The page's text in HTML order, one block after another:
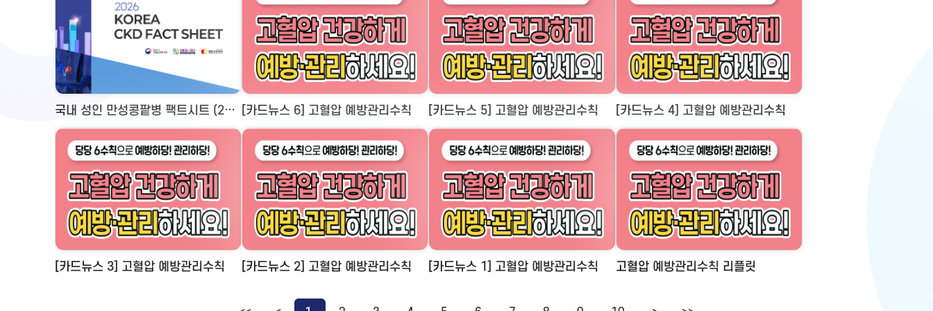
국내 성인 만성콩팥병 팩트시트 (2026 KOREA CKD FACT SHEET) [카드뉴스 6] 고혈압 예방관리수칙 [카드뉴스 5] 고혈압 예방관리수칙 [카드뉴스 4] 고혈압 예방관리수칙
[카드뉴스 3] 고혈압 예방관리수칙 [카드뉴스 2] 고혈압 예방관리수칙 [카드뉴스 1] 고혈압 예방관리수칙 고혈압 예방관리수칙 리플릿